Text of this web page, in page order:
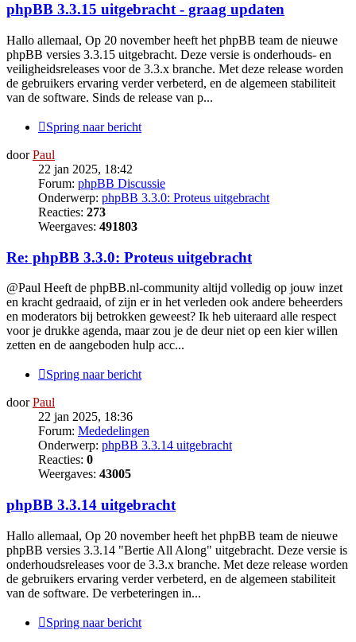
phpBB 3.3.15 uitgebracht - graag updaten
Hallo allemaal, Op 20 november heeft het phpBB team de nieuwe
phpBB versies 3.3.15 uitgebracht. Deze versie is onderhouds- en
veiligheidsreleases voor de 3.3.x branche. Met deze release worden
de gebruikers ervaring verder verbeterd, en de algemeen stabiliteit
van de software. Sinds de release van p...
Spring naar bericht
doorPaul
22 jan 2025, 18:42
Forum: phpBB Discussie
Onderwerp: phpBB 3.3.0: Proteus uitgebracht
Reacties: 273
Weergaves: 491803
Re: phpBB 3.3.0: Proteus uitgebracht
@Paul Heeft de phpBB.nl-community altijd volledig op jouw inzet
en kracht gedraaid, of zijn er in het verleden ook andere beheerders
en moderators bij betrokken geweest? Ik heb uiteraard alle respect
voor je drukke agenda, maar zou je de deur niet op een kier willen
zetten en de aangeboden hulp acc...
Spring naar bericht
doorPaul
22 jan 2025, 18:36
Forum: Mededelingen
Onderwerp: phpBB 3.3.14 uitgebracht
Reacties: 0
Weergaves: 43005
phpBB 3.3.14 uitgebracht
Hallo allemaal, Op 20 november heeft het phpBB team de nieuwe
phpBB versies 3.3.14 "Bertie All Along" uitgebracht. Deze versie is
onderhoudsreleases voor de 3.3.x branche. Met deze release worden
de gebruikers ervaring verder verbeterd, en de algemeen stabiliteit
van de software. De verbeteringen in...
Spring naar bericht